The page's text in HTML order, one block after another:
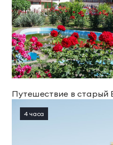
Путешествие в старый
4 часа